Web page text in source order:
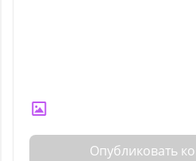
Опубликовать